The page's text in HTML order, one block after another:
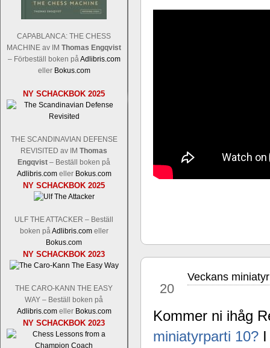
CAPABLANCA: THE CHESS
MACHINE av IM Thomas Engqvist
– Förbeställ boken påAdlibris.com
eller Bokus.com
NY SCHACKBOK 2025
THE SCANDINAVIAN DEFENSE
REVISITED av IM Thomas
Engqvist – Beställ boken på
Adlibris.comeller Bokus.com
NY SCHACKBOK 2025
ULF THE ATTACKER – Beställ
boken påAdlibris.comeller
Bokus.com
NY SCHACKBOK 2023
THE CARO-KANN THE EASY
WAY – Beställ boken på
Adlibris.comeller Bokus.com
NY SCHACKBOK 2023
Schacksnack har inlett det nya
20
Veckans
Kommer ni ihåg
miniatyrparti 10?